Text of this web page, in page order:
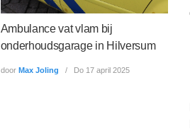
Ambulance vat vlam bij
onderhoudsgarage in Hilversum
door Max Joling Do 17 april 2025